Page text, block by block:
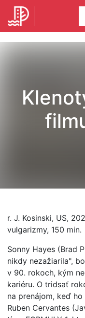
r. J. Kosinski, US,
vulgarizmy, 150 min.
Sonny Hayes (Brad
nikdy nezažiarila",
v 90. rokoch, kým
kariéru. O tridsať
na prenájom, keď
Ruben Cervantes